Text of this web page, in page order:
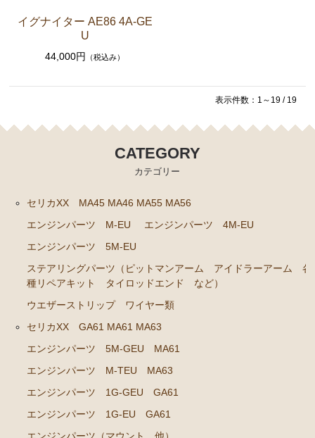
エンジンパーツ 18R-GEU
ト ホース など）
ーズシリンダー オーバーホールキット など）
ステアリングパーツ（ピットマンアーム アイドラー
アーム タイロッドエンド など）
ルジョイント ブッシュ類 など）
燃料パーツ（ポンプ フィルター ダンパー センダ
ーゲージなど）
駆動パーツ（センターサポートベアリング ドライブ
シャフトブーツ デフなど）
エアコン ヒーター関係
ラベル
エンジンパーツ 1G-GEU前期 1984年8月～1986年8
イグナイター AE86 4A-GE
U
44,000円 （税込み）
表示件数：1～19 / 19
CATEGORY
カテゴリー
セリカXX MA45 MA46 MA55 MA56
エンジンパーツ M-EU
エンジンパーツ 4M-EU
エンジンパーツ 5M-EU
ステアリングパーツ（ピットマンアーム アイドラーアーム 各
種リペアキット タイロッドエンド など）
ウエザーストリップ ワイヤー類
セリカXX GA61 MA61 MA63
エンジンパーツ 5M-GEU MA61
エンジンパーツ M-TEU MA63
エンジンパーツ 1G-GEU GA61
エンジンパーツ 1G-EU GA61
エンジンパーツ（マウント 他）